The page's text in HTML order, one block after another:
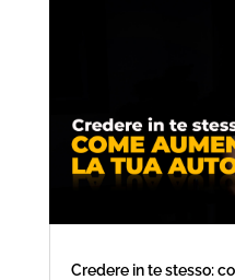
Credere in te stesso: